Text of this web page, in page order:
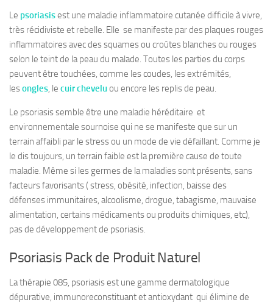
Le psoriasisest une maladie inflammatoire cutanée difficile à vivre,
très récidiviste et rebelle. Elle se manifeste par des plaques rouges
inflammatoires avec des squames ou croûtes blanches ou rouges
selon le teint de la peau du malade. Toutes les parties du corps
peuvent être touchées, comme les coudes, les extrémités,
lesongles, le cuir cheveluou encore les replis de peau.
Le psoriasis semble être une maladie héréditaire et
environnementale sournoise qui ne se manifeste que sur un
terrain affaibli par le stress ou un mode de vie défaillant. Comme je
le dis toujours, un terrain faible est la première cause de toute
maladie. Même si les germes de la maladies sont présents, sans
facteurs favorisants ( stress, obésité, infection, baisse des
défenses immunitaires, alcoolisme, drogue, tabagisme, mauvaise
alimentation, certains médicaments ou produits chimiques, etc),
pas de développement de psoriasis.
Psoriasis Pack de Produit Naturel
La thérapie 085, psoriasis est une gamme dermatologique
dépurative, immunoreconstituant et antioxydant qui élimine de